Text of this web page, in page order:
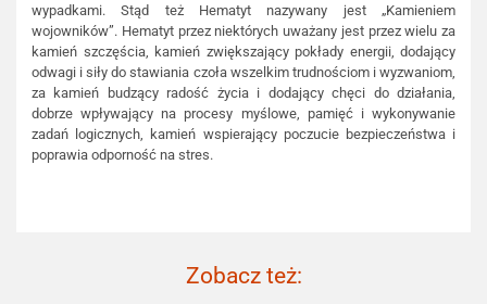
wypadkami. Stąd też Hematyt nazywany jest „Kamieniem
wojowników”. Hematyt przez niektórych uważany jest przez wielu za
kamień szczęścia, kamień zwiększający pokłady energii, dodający
odwagi i siły do stawiania czoła wszelkim trudnościom i wyzwaniom,
za kamień budzący radość życia i dodający chęci do działania,
dobrze wpływający na procesy myślowe, pamięć i wykonywanie
zadań logicznych, kamień wspierający poczucie bezpieczeństwa i
poprawia odporność na stres.
Zobacz też: